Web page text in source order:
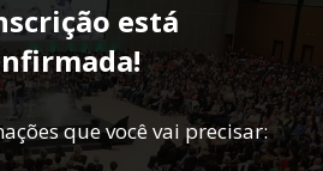
está
que você vai precisar: